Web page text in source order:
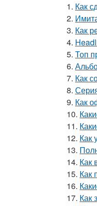
1. Как
2.
3. Как
4.
5. Топ
6.
7. Как
8.
9. Как
10.
11.
12. Как
13.
14. Как
15. Как
16.
17. Как